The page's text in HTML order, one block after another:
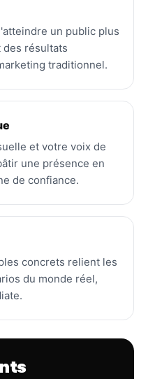
un public plus
des résultats
traditionnel.
et votre voix de
une présence en
de confiance.
concrets relient les
du monde réel,